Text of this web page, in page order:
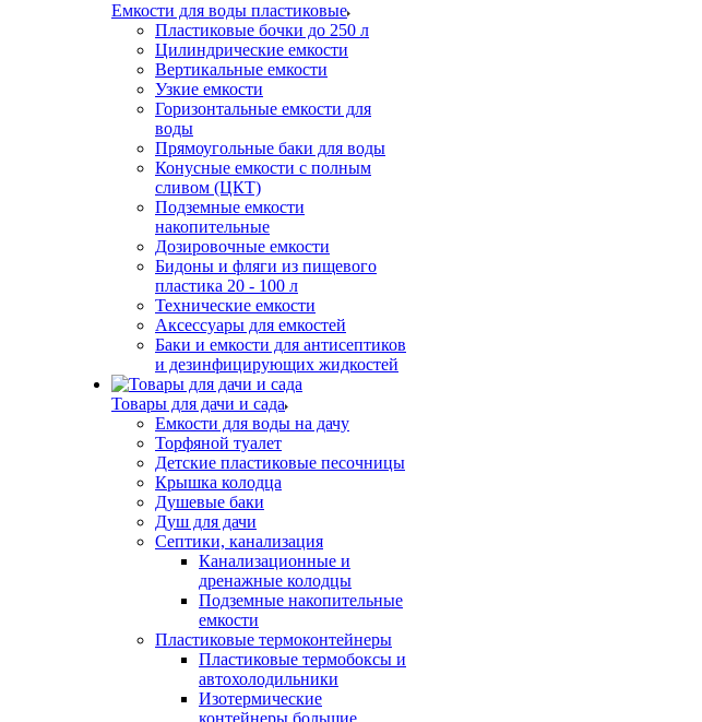
Емкости для воды пластиковые
Пластиковые бочки до 250 л
Цилиндрические емкости
Вертикальные емкости
Узкие емкости
Горизонтальные емкости для
воды
Прямоугольные баки для воды
Конусные емкости с полным
сливом (ЦКТ)
Подземные емкости
накопительные
Дозировочные емкости
Бидоны и фляги из пищевого
пластика 20 - 100 л
Технические емкости
Аксессуары для емкостей
Баки и емкости для антисептиков
и дезинфицирующих жидкостей
Товары для дачи и сада
Емкости для воды на дачу
Торфяной туалет
Детские пластиковые песочницы
Крышка колодца
Душевые баки
Душ для дачи
Септики, канализация
Канализационные и
дренажные колодцы
Подземные накопительные
емкости
Пластиковые термоконтейнеры
Пластиковые термобоксы и
автохолодильники
Изотермические
контейнеры большие